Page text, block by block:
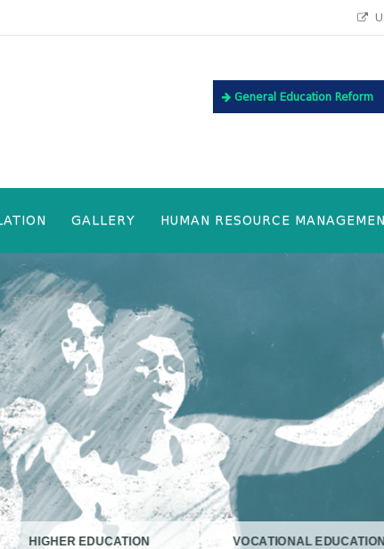
General Education Reform
GALLERY HUMAN RESOURCE
HIGHER EDUCATION VOCATIONAL EDUCATION